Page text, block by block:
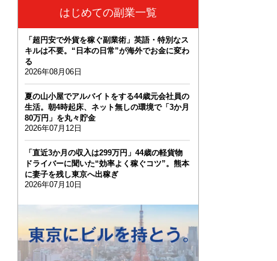
はじめての副業一覧
「超円安で外貨を稼ぐ副業術」英語・特別なス
キルは不要。“日本の日常”が海外でお金に変わ
る
2026年08月06日
夏の山小屋でアルバイトをする44歳元会社員の
生活。朝4時起床、ネット無しの環境で「3か月
80万円」を丸々貯金
2026年07月12日
「直近3か月の収入は299万円」44歳の軽貨物
ドライバーに聞いた“効率よく稼ぐコツ”。熊本
に妻子を残し東京へ出稼ぎ
2026年07月10日